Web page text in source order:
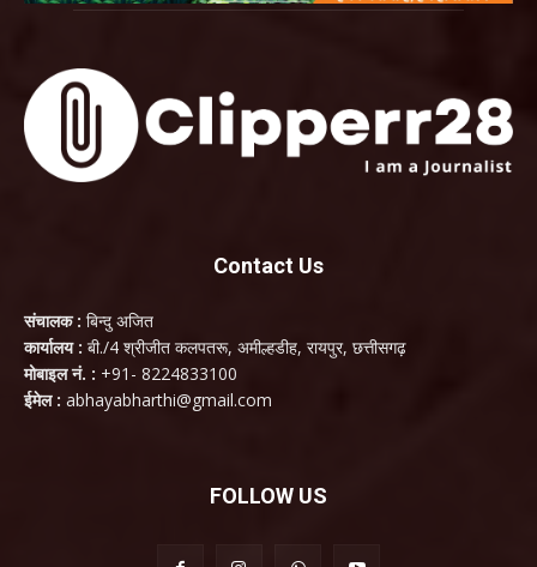
Contact Us
संचालक : बिन्दु अजित
कार्यालय : बी./4 श्रीजीत कलपतरू, अमील्हडीह, रायपुर, छत्तीसगढ़
मोबाइल नं. : +91- 8224833100
ईमेल : abhayabharthi@gmail.com
FOLLOW US